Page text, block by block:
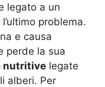
legato a un
l’ultimo problema.
e causa
perde la sua
nutritive legate
alberi. Per